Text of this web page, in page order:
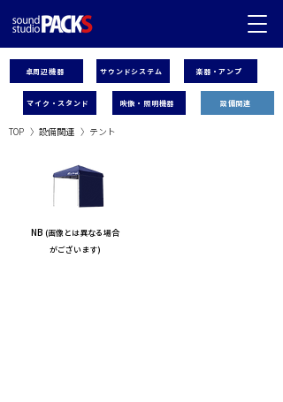
卓周辺機器
マイク・スタンド
サウンドシステム 楽器・アンプ
映像・照明機器 設備関連
TOP 〉 設備関連 〉 ​テント
NB (画像とは異なる場合
がございます)